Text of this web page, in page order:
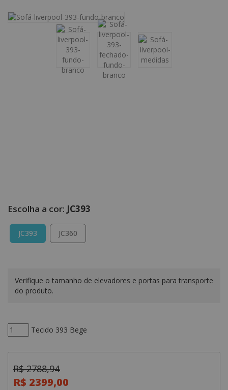
JC393
JC393 JC360
Tecido 393 Bege
Verifique o tamanho de elevadores e portas para transporte
do produto.
R$ 2788,94
R$ 2399,00